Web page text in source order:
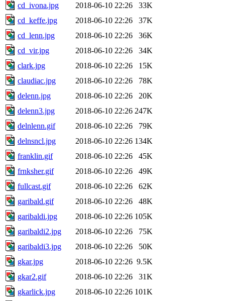
cd_ivona.jpg
2018-06-10 22:26
33K
cd_keffe.jpg
2018-06-10 22:26
37K
cd_lenn.jpg
2018-06-10 22:26
36K
cd_vir.jpg
2018-06-10 22:26
34K
clark.jpg
2018-06-10 22:26
15K
claudiac.jpg
2018-06-10 22:26
78K
delenn.jpg
2018-06-10 22:26
20K
delenn3.jpg
2018-06-10 22:26 247K
delnlenn.gif
2018-06-10 22:26
79K
delnsncl.jpg
2018-06-10 22:26 134K
franklin.gif
2018-06-10 22:26
45K
frnksher.gif
2018-06-10 22:26
49K
fullcast.gif
2018-06-10 22:26
62K
garibald.gif
2018-06-10 22:26
48K
garibaldi.jpg
2018-06-10 22:26 105K
garibaldi2.jpg
2018-06-10 22:26
75K
garibaldi3.jpg
2018-06-10 22:26
50K
gkar.jpg
2018-06-10 22:26 9.5K
gkar2.gif
2018-06-10 22:26
31K
gkarlick.jpg
2018-06-10 22:26 101K